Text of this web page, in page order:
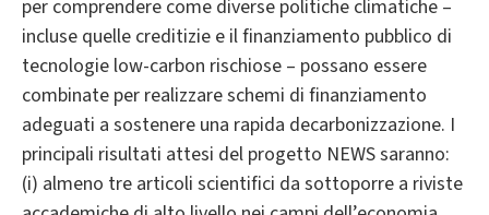
per comprendere come diverse politiche climatiche –
incluse quelle creditizie e il finanziamento pubblico di
tecnologie low-carbon rischiose – possano essere
combinate per realizzare schemi di finanziamento
adeguati a sostenere una rapida decarbonizzazione. I
principali risultati attesi del progetto NEWS saranno:
(i) almeno tre articoli scientifici da sottoporre a riviste